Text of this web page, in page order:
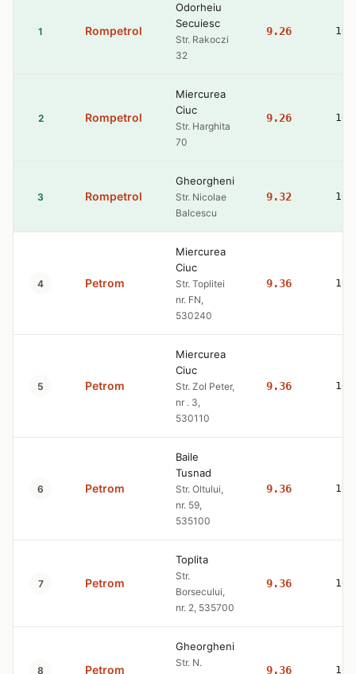
1 Rompetrol
Odorheiu
Secuiesc
Str. Rakoczi
32
9.26
2 Rompetrol
Miercurea
Ciuc
Str. Harghita
70
9.26
3 Rompetrol
Gheorgheni
Str. Nicolae
Balcescu
9.32
4 Petrom
Miercurea
Ciuc
Str. Toplitei
nr. FN,
530240
9.36
5 Petrom
Miercurea
Ciuc
Str. Zol Peter,
nr . 3,
530110
9.36
6 Petrom
Baile
Tusnad
Str. Oltului,
nr. 59,
535100
9.36
7 Petrom
Toplita
Str.
Borsecului,
nr. 2, 535700
9.36
8 Petrom
Gheorgheni
Str. N.
9.36